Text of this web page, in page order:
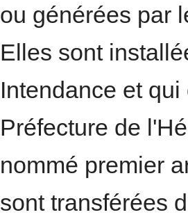
ou générées par
Elles sont
Intendance et
Préfecture de
nommé premier
sont transférées